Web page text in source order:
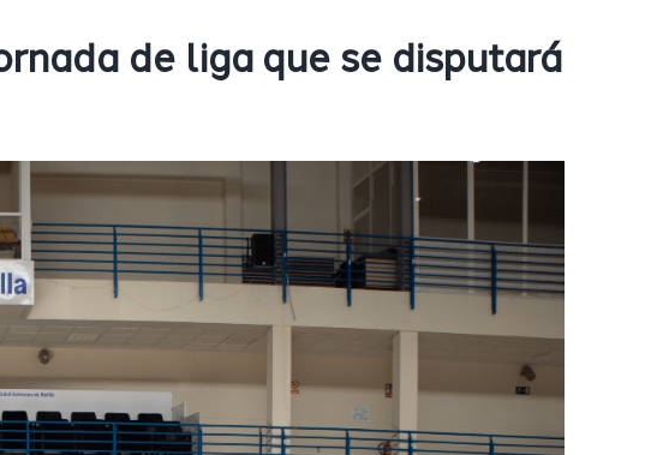
de liga que se disputará